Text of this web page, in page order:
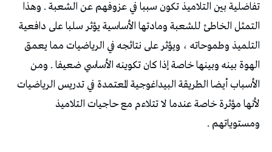
تفاضلية بين التلاميذ تكون سببا في عزوفهم عن الشعبة . وهذا
التمثل الخاطئ للشعبة ومادتها الأساسية يؤثر سلبا على دافعية
التلميذ وطموحاته ، ويؤثر على نتائجه في الرياضيات مما يعمق
الهوة بينه وبينها خاصة إذا كان تكوينه الأساسي ضعيفا . ومن
الأسباب أيضا الطريقة البيداغوجية المعتمدة في تدريس الرياضيات
لأنها مؤثرة خاصة عندما لا تتلاءم مع حاجيات التلاميذ
ومستوياتهم .